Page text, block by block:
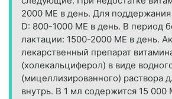
2000 МЕ в день. Для поддержания
D: 800-1000 МЕ в день. В период
лактации: 1500-2000 МЕ в день.
лекарственный препарат
(холекальциферол) в виде
(мицеллизированного) раствора
внутрь. В 1 мл содержится 15 000